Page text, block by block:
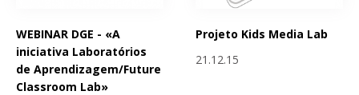
WEBINAR DGE - «A
iniciativa Laboratórios
de Aprendizagem/Future
Classroom Lab»
Projeto Kids Media Lab
21.12.15